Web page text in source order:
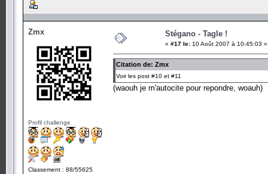
Zmx
Profil challenge
Classement : 88/55625
Stégano - Tagle !
« #17 le: 10 Août 2007 à 10:45:03 »
Citation de: Zmx
Voir les post #10 et #11
(waouh je m'autocite pour repondre, woauh)